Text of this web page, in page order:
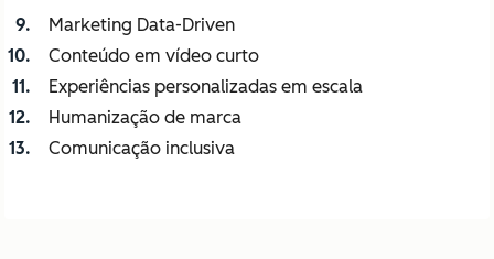
Marketing Data-Driven
Conteúdo em vídeo curto
Experiências personalizadas em escala
Humanização de marca
Comunicação inclusiva